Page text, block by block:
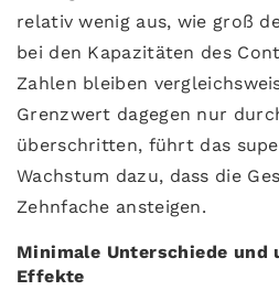
relativ wenig aus, wie groß
bei den Kapazitäten des
Zahlen bleiben
Grenzwert dagegen nur
überschritten, führt das
Wachstum dazu, dass die
Zehnfache ansteigen.
Minimale Unterschiede und
Effekte